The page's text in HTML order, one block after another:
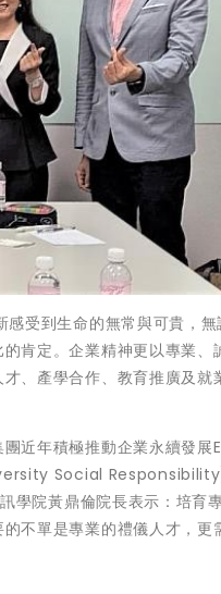
受到生命的無常與可貴，無
肯定。企業精神更以專業、
、產學合作、教育推廣及就
近年積極推動企業永續發展
Social Responsibility)
學院黃鼎倫院長表示：培育
不單是專業的禮儀人才，更